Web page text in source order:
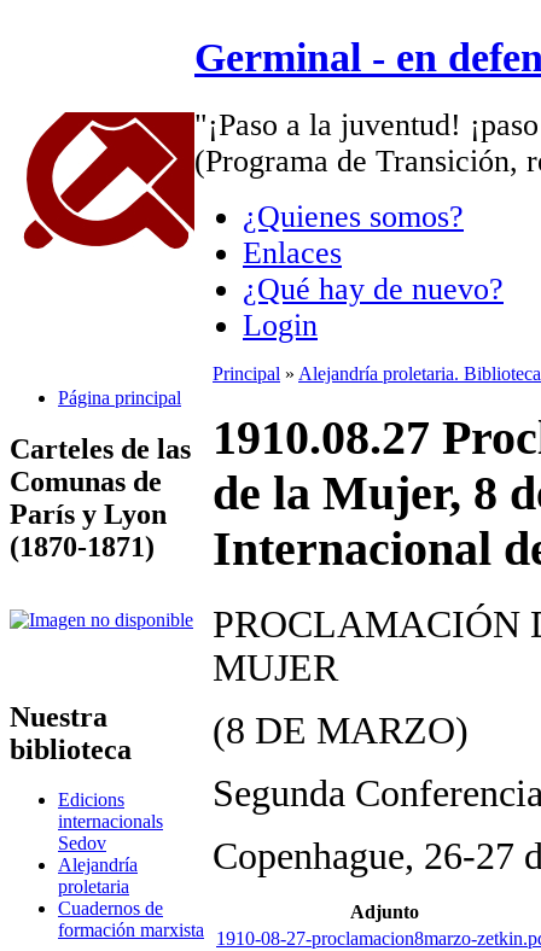
Germinal - en
"¡Paso a la juventud!
(Programa de Transición,
¿Quienes somos?
Enlaces
¿Qué hay de nuevo?
Login
Página principal
Carteles de las
Comunas de
París y Lyon
(1870-1871)
Nuestra
biblioteca
Edicions
internacionals
Sedov
Alejandría
proletaria
Cuadernos de
formación marxista
Principal » Alejandría proletaria.
1910.08.27
de la Mujer, 8
Internacional
PROCLAMACIÓN
MUJER
(8 DE MARZO)
Segunda
Copenhague, 26-27
Adjunto
1910-08-27-proclamacion8marzo-